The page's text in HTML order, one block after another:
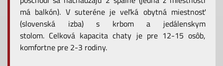
má balkón). V suteréne je veľká obytná miestnosť
(slovenská izba) s krbom a jedálenskym
stolom. Celková kapacita chaty je pre 12-15 osôb,
komfortne pre 2-3 rodiny.